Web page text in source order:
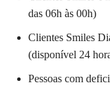
das 06h às 00h)
Clientes Smiles
(disponível 24
Pessoas com